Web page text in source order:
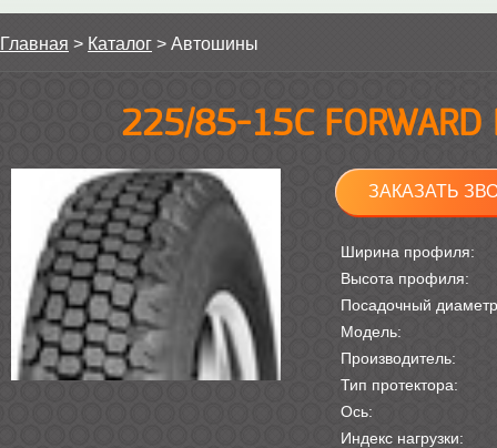
Главная > Каталог > Автошины
225/85-15С
ЗАКАЗАТЬ
Ширина профиля:
Высота профиля:
Посадочный
Модель:
Производитель:
Тип протектора:
Ось:
Индекс нагрузки: